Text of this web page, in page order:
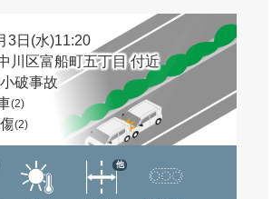
3日(水)11:20
川区富船町五丁目 付近
破事故
(2)
(2)
他